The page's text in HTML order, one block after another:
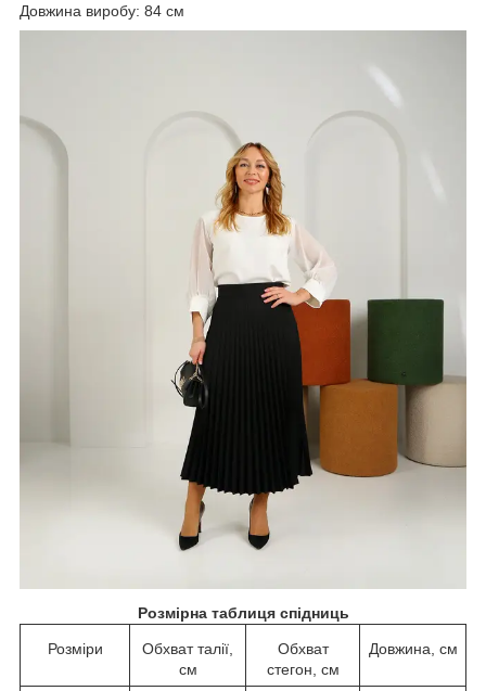
Довжина виробу: 84 см
Розмірна таблиця спідниць
Розміри
Обхват талії,
см
Обхват
стегон, см
Довжина, см